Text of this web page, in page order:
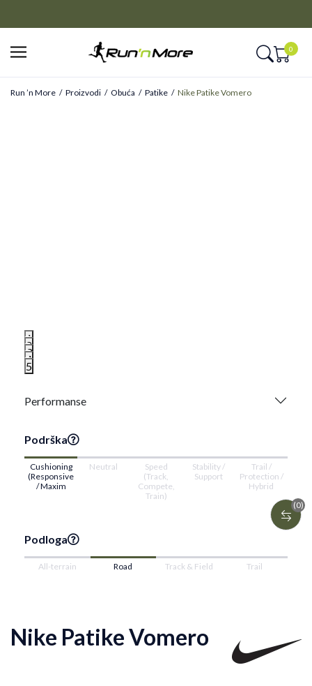
0
Run ’n More Proizvodi Obuća Patike Nike Patike Vomero
(0)
1
2
3
4
5
Performanse
Podrška
Cushioning
(Responsive
/ Maxim
Neutral
Speed
(Track,
Compete,
Train)
Stability /
Support
Trail /
Protection /
Hybrid
Podloga
All-terrain Road Track & Field Trail
Nike Patike Vomero